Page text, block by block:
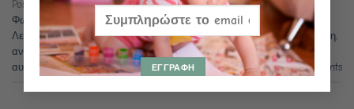
Posted inΠροφορικός Λόγος,Γλώσσα,Άρθρα,Νοητική ικανότητα
Φωνολογική Ενημερώτητα,Μνημονική ικανότητα, Ουσιαστικά,
Λεξιλόγιο,Παρεμβάσεις,Αναγνωστική ετοιμότητα | Taggedανάγνωση
αναγνωστικές δεξιότητες,αναγνωστική ευχέρεια,συλλαβές,
αυτοματοποίηση
4Comments